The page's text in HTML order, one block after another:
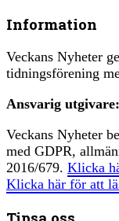
Information
Veckans Nyheter
tidningsförening
Ansvarig utgivare:
Veckans Nyheter
med GDPR,
2016/679. Klicka
Klicka här för att